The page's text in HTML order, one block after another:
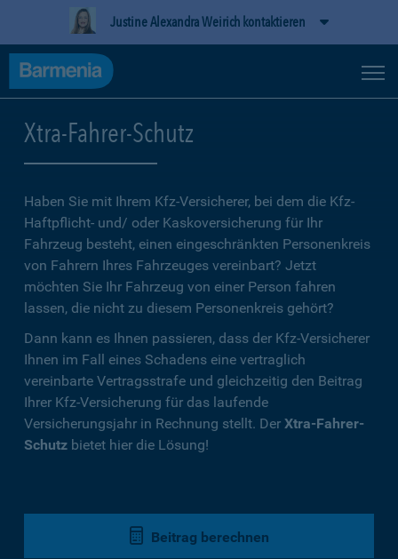
Justine Alexandra Weirich kontaktieren
Xtra-Fahrer-Schutz
Haben Sie mit Ihrem Kfz-Versicherer, bei dem die Kfz-
Haftpflicht- und/ oder Kaskoversicherung für Ihr
Fahrzeug besteht, einen eingeschränkten Personenkreis
von Fahrern Ihres Fahrzeuges vereinbart? Jetzt
möchten Sie Ihr Fahrzeug von einer Person fahren
lassen, die nicht zu diesem Personenkreis gehört?
Dann kann es Ihnen passieren, dass der Kfz-Versicherer
Ihnen im Fall eines Schadens eine vertraglich
vereinbarte Vertragsstrafe und gleichzeitig den Beitrag
Ihrer Kfz-Versicherung für das laufende
Versicherungsjahr in Rechnung stellt. Der Xtra-Fahrer-
Schutz bietet hier die Lösung!
Beitrag berechnen